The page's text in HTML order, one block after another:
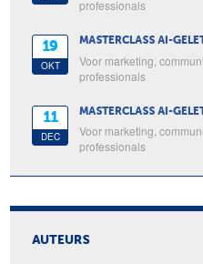
professionals
19
OKT
MASTERCLASS AI-
Voor marketing,
professionals
11
DEC
MASTERCLASS AI-
Voor marketing,
professionals
AUTEURS